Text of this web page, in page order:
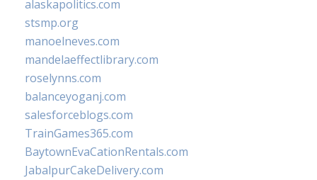
alaskapolitics.com
stsmp.org
manoelneves.com
mandelaeffectlibrary.com
roselynns.com
balanceyoganj.com
salesforceblogs.com
TrainGames365.com
BaytownEvaCationRentals.com
JabalpurCakeDelivery.com